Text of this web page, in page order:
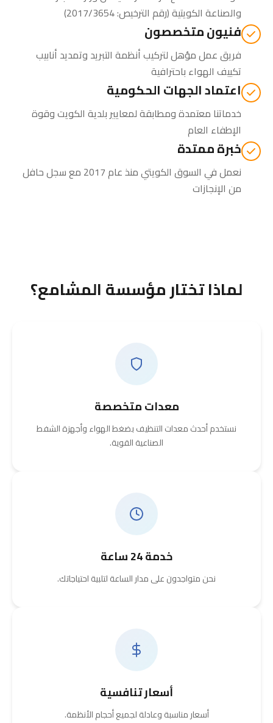
والصناعة الكويتية(رقم الترخيص: 2017/3654)
فنيون متخصصون
فريق عمل مؤهل لتركيب أنظمة التبريد وتمديد أنابيب
تكييف الهواء باحترافية
اعتماد الجهات الحكومية
خدماتنا معتمدة ومطابقة لمعايير بلدية الكويت وقوة
الإطفاء العام
خبرة ممتدة
نعمل في السوق الكويتي منذ عام 2017 مع سجل حافل
من الإنجازات
لماذا تختار مؤسسة المشامع؟
معدات متخصصة
نستخدم أحدث معدات التنظيف بضغط الهواء وأجهزة الشفط
الصناعية القوية.
خدمة 24 ساعة
نحن متواجدون على مدار الساعة لتلبية احتياجاتك.
أسعار تنافسية
أسعار مناسبة وعادلة لجميع أحجام الأنظمة.